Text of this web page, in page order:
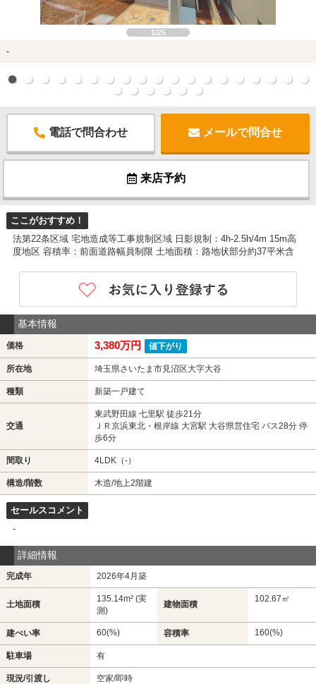
1/25
-
電話で問合わせ メールで問合せ
来店予約
ここがおすすめ！
法第22条区域 宅地造成等工事規制区域 日影規制：4h-2.5h/4m 15m高
度地区 容積率：前面道路幅員制限 土地面積：路地状部分約37平米含
基本情報
価格 3,380万円 値下がり
所在地 埼玉県さいたま市見沼区大字大谷
種類 新築一戸建て
交通
東武野田線 七里駅 徒歩21分
ＪＲ京浜東北・根岸線 大宮駅 大谷県営住宅 バス28分 停
歩6分
間取り 4LDK（-）
構造/階数 木造/地上2階建
セールスコメント
-
詳細情報
完成年 2026年4月築
土地面積
135.14m² (実
測)
建物面積
102.67㎡
建ぺい率 60(%) 容積率 160(%)
駐車場 有
現況/引渡し 空家/即時